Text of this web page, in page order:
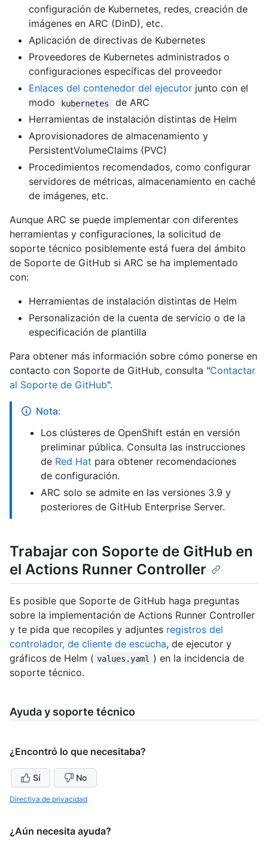
configuración de Kubernetes, redes, creación de
imágenes en ARC (DinD), etc.
Aplicación de directivas de Kubernetes
Proveedores de Kubernetes administrados o
configuraciones específicas del proveedor
Enlaces del contenedor del ejecutor junto con el
modo
kubernetes
de ARC
Herramientas de instalación distintas de Helm
Aprovisionadores de almacenamiento y
PersistentVolumeClaims (PVC)
Procedimientos recomendados, como configurar
servidores de métricas, almacenamiento en caché
de imágenes, etc.
Aunque ARC se puede implementar con diferentes
herramientas y configuraciones, la solicitud de
soporte técnico posiblemente está fuera del ámbito
de Soporte de GitHub si ARC se ha implementado
con:
Herramientas de instalación distintas de Helm
Personalización de la cuenta de servicio o de la
especificación de plantilla
Para obtener más información sobre cómo ponerse en
contacto con Soporte de GitHub, consulta "Contactar
al Soporte de GitHub".
Nota:
Los clústeres de OpenShift están en versión
preliminar pública. Consulta las instrucciones
de Red Hat para obtener recomendaciones
de configuración.
ARC solo se admite en las versiones 3.9 y
posteriores de GitHub Enterprise Server.
Trabajar con Soporte de GitHub en
el Actions Runner Controller
Es posible que Soporte de GitHub haga preguntas
sobre la implementación de Actions Runner Controller
y te pida que recopiles y adjuntes registros del
controlador, de cliente de escucha, de ejecutor y
gráficos de Helm ( values.yaml
) en la incidencia de
soporte técnico.
Ayuda y soporte técnico
¿Encontró lo que necesitaba?
Sí No
Directiva de privacidad
¿Aún necesita ayuda?